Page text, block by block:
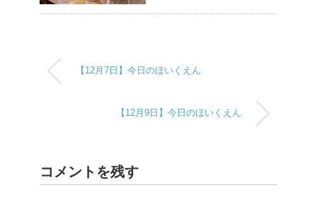
【12月7日】今日のほいくえん
【12月9日】今日のほいくえん
コメントを残す